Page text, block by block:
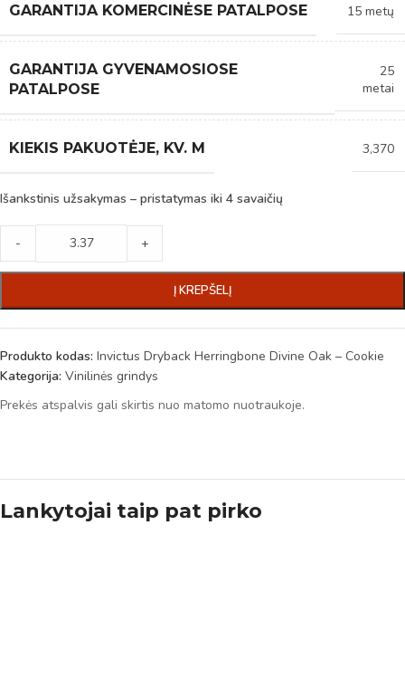
GARANTIJA KOMERCINĖSE PATALPOSE 15 metų
GARANTIJA GYVENAMOSIOSE
PATALPOSE
25
metai
KIEKIS PAKUOTĖJE, KV. M 3,370
Išankstinis užsakymas – pristatymas iki 4 savaičių
- +
Į KREPŠELĮ
Produkto kodas: Invictus Dryback Herringbone Divine Oak – Cookie
Kategorija: Vinilinės grindys
Prekės atspalvis gali skirtis nuo matomo nuotraukoje.
Lankytojai taip pat pirko